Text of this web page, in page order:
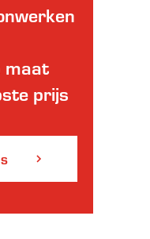
maat
prijs